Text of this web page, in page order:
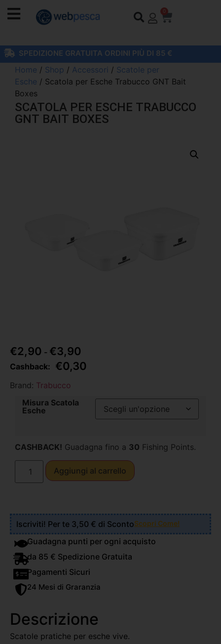
0
SPEDIZIONE GRATUITA ORDINI PIÙ DI 85 €
Home / Shop / Accessori / Scatole per
Esche / Scatola per Esche Trabucco GNT Bait
Boxes
SCATOLA PER ESCHE TRABUCCO
GNT BAIT BOXES
€2,90 - €3,90
Cashback: €0,30
Brand: Trabucco
Misura Scatola
Esche
CASHBACK! Guadagna fino a 30 Fishing Points.
Aggiungi al carrello
Iscriviti! Per te 3,50 € di ScontoScopri Come!
Guadagna punti per ogni acquisto
da 85 € Spedizione Gratuita
Pagamenti Sicuri
24 Mesi di Graranzia
Descrizione
Scatole pratiche per esche vive.